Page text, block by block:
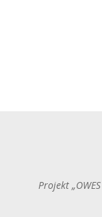
Projekt